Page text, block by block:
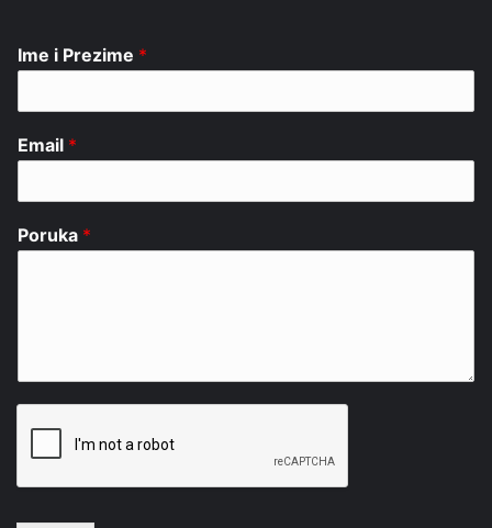
Ime i Prezime *
Email *
Poruka *